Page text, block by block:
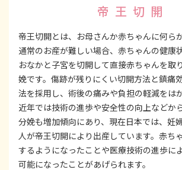
帝王切開
帝王切開とは、お母さんか赤ちゃんに何ら
通常のお産が難しい場合、赤ちゃんの健康
おなかと子宮を切開して直接赤ちゃんを取
娩です。傷跡が残りにくい切開方法と鎮痛
法を採用し、術後の痛みや負担の軽減をは
近年では技術の進歩や安全性の向上などか
分娩も増加傾向にあり、現在日本では、妊
人が帝王切開により出産しています。赤ち
するようになったことや医療技術の進歩に
可能になったことがあげられます。